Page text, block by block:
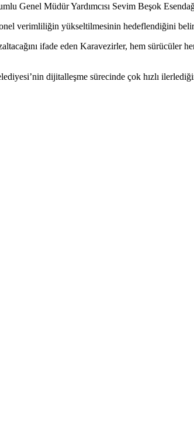
Genel Müdür Yardımcısı Sevim Beşok
verimliliğin yükseltilmesinin hedeflendiğini
ifade eden Karavezirler, hem sürücüler
dijitalleşme sürecinde çok hızlı